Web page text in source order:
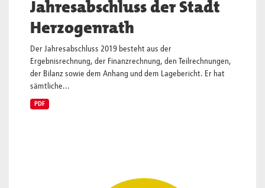
Jahresabschluss der Stadt
Herzogenrath
Der Jahresabschluss 2019 besteht aus der
Ergebnisrechnung, der Finanzrechnung, den Teilrechnungen,
der Bilanz sowie dem Anhang und dem Lagebericht. Er hat
sämtliche...
PDF